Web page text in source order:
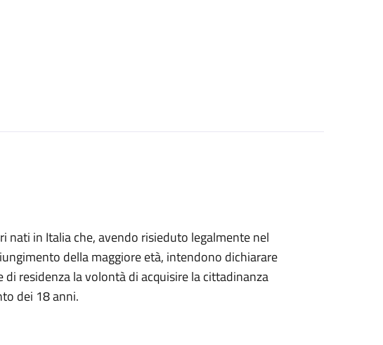
nati in Italia che, avendo risieduto legalmente nel
della maggiore età, intendono dichiarare
residenza la volontà di acquisire la cittadinanza
dei 18 anni.